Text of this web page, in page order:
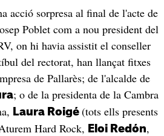
acció sorpresa al final de l'acte de
Poblet com a nou president del
on hi havia assistit el conseller
del rectorat, han llançat fitxes
de Pallarès; de l'alcalde de
; o de la presidenta de la Cambra
Laura Roigé (tots ells presents
Hard Rock, Eloi Redón,